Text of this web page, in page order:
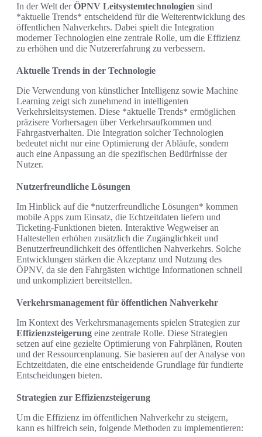
In der Welt derÖPNV Leitsystemtechnologien sind
*aktuelle Trends* entscheidend für die Weiterentwicklung des
öffentlichen Nahverkehrs. Dabei spielt die Integration
moderner Technologien eine zentrale Rolle, um die Effizienz
zu erhöhen und die Nutzererfahrung zu verbessern.
Aktuelle Trends in der Technologie
Die Verwendung von künstlicher Intelligenz sowie Machine
Learning zeigt sich zunehmend in intelligenten
Verkehrsleitsystemen. Diese *aktuelle Trends* ermöglichen
präzisere Vorhersagen über Verkehrsaufkommen und
Fahrgastverhalten. Die Integration solcher Technologien
bedeutet nicht nur eine Optimierung der Abläufe, sondern
auch eine Anpassung an die spezifischen Bedürfnisse der
Nutzer.
Nutzerfreundliche Lösungen
Im Hinblick auf die *nutzerfreundliche Lösungen* kommen
mobile Apps zum Einsatz, die Echtzeitdaten liefern und
Ticketing-Funktionen bieten. Interaktive Wegweiser an
Haltestellen erhöhen zusätzlich die Zugänglichkeit und
Benutzerfreundlichkeit des öffentlichen Nahverkehrs. Solche
Entwicklungen stärken die Akzeptanz und Nutzung des
ÖPNV, da sie den Fahrgästen wichtige Informationen schnell
und unkompliziert bereitstellen.
Verkehrsmanagement für öffentlichen Nahverkehr
Im Kontext des Verkehrsmanagements spielen Strategien zur
Effizienzsteigerung eine zentrale Rolle. Diese Strategien
setzen auf eine gezielte Optimierung von Fahrplänen, Routen
und der Ressourcenplanung. Sie basieren auf der Analyse von
Echtzeitdaten, die eine entscheidende Grundlage für fundierte
Entscheidungen bieten.
Strategien zur Effizienzsteigerung
Um die Effizienz im öffentlichen Nahverkehr zu steigern,
kann es hilfreich sein, folgende Methoden zu implementieren: